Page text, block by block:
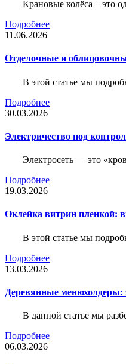
Крановые колёса – это
Подробнее
11.06.2026
Отделочные и
В этой статье мы
Подробнее
30.03.2026
Электричество под
Электросеть — это
Подробнее
19.03.2026
Оклейка витрин пленкой:
В этой статье мы
Подробнее
13.03.2026
Деревянные менюхолдеры:
В данной статье мы
Подробнее
06.03.2026